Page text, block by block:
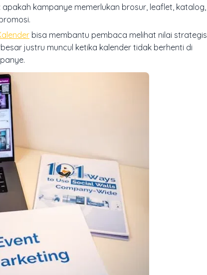
kampanye memerlukan brosur, leaflet, katalog,
bisa membantu pembaca melihat nilai strategis
justru muncul ketika kalender tidak berhenti di